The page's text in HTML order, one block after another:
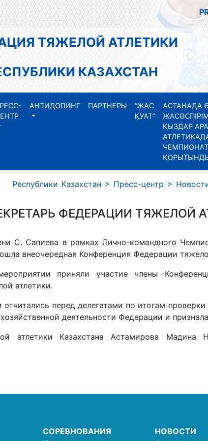
ТЯЖЕЛОЙ АТЛЕТИКИ
КАЗАХСТАН
АНТИДОПИНГ ПАРТНЕРЫ
“ЖАС
ҚУАТ”
АСТАНАДА
ҚЫЗДАР
Казахстан > Пресс-центр >
ФЕДЕРАЦИИ ТЯЖЕЛОЙ
С. Сапиева в рамках Лично-командного
внеочередная Конференция Федерации
приняли участие члены
атлетики.
перед делегатами по итогам
деятельности Федерации и
атлетики Казахстана Астамирова Мадина
СОРЕВНОВАНИЯ
НОВОСТИ